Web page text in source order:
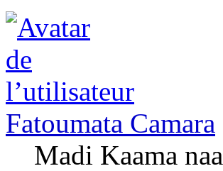
Fatoumata Camara
Madi Kaama